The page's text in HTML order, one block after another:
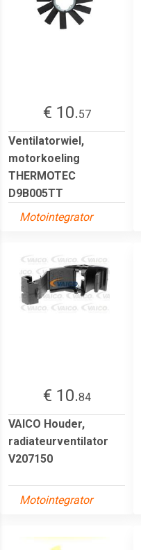
€ 10.57
Ventilatorwiel,
motorkoeling
THERMOTEC
D9B005TT
Motointegrator
€ 10.84
VAICO Houder,
radiateurventilator
V207150
Motointegrator